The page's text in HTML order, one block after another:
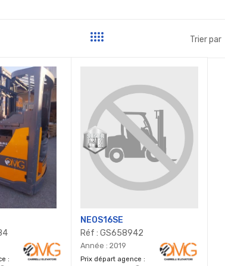
Trier par
NEOS16SE
Réf : GS658942
Année : 2019
Prix départ agence